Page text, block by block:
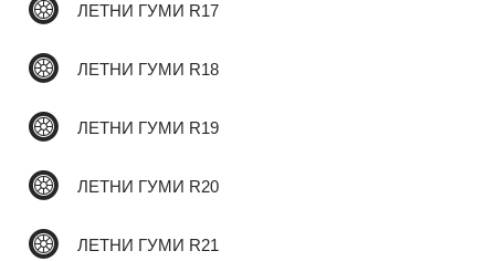
ЛЕТНИ ГУМИ R17
ЛЕТНИ ГУМИ R18
ЛЕТНИ ГУМИ R19
ЛЕТНИ ГУМИ R20
ЛЕТНИ ГУМИ R21